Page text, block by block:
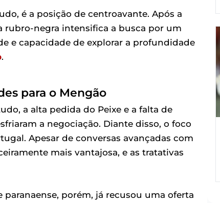
é a posição de centroavante. Após a
rubro-negra intensifica a busca por um
e capacidade de explorar a profundidade
.
para o Mengão
a alta pedida do Peixe e a falta de
a negociação. Diante disso, o foco
Apesar de conversas avançadas com
mais vantajosa, e as tratativas
porém, já recusou uma oferta